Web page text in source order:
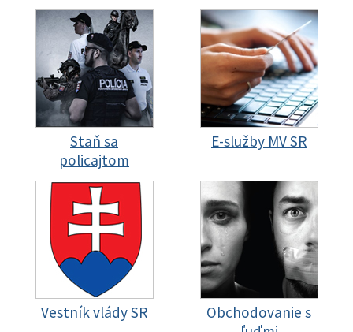
Staň sa
policajtom
E-služby MV SR
Vestník vlády SR
Obchodovanie s